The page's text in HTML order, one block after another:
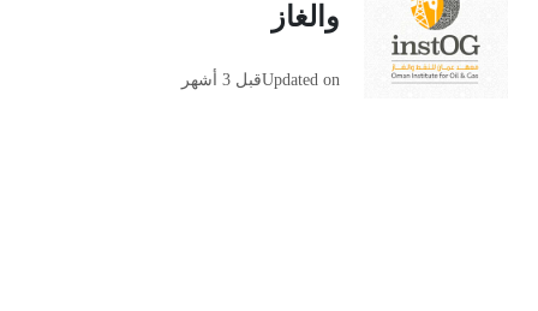
والغاز
Updated onقبل 3 أشهر